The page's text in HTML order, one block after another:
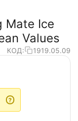
Mate Ice
Values
КОД: 1919.05.09
?